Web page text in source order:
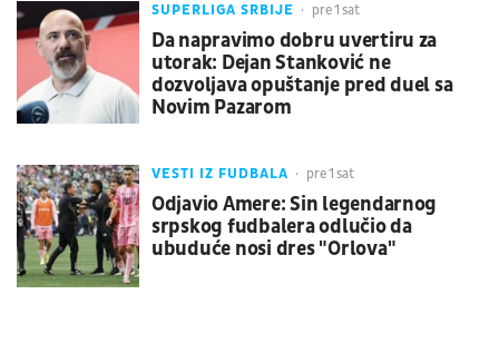
SUPERLIGA SRBIJE pre 1 sat
Da napravimo dobru uvertiru za
utorak: Dejan Stanković ne
dozvoljava opuštanje pred duel sa
Novim Pazarom
VESTI IZ FUDBALA pre 1 sat
Odjavio Amere: Sin legendarnog
srpskog fudbalera odlučio da
ubuduće nosi dres "Orlova"